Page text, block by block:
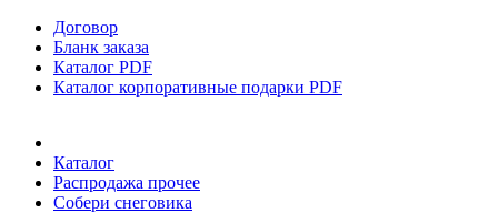
Договор
Бланк заказа
Каталог PDF
Каталог корпоративные подарки PDF
Каталог
Распродажа прочее
Собери снеговика